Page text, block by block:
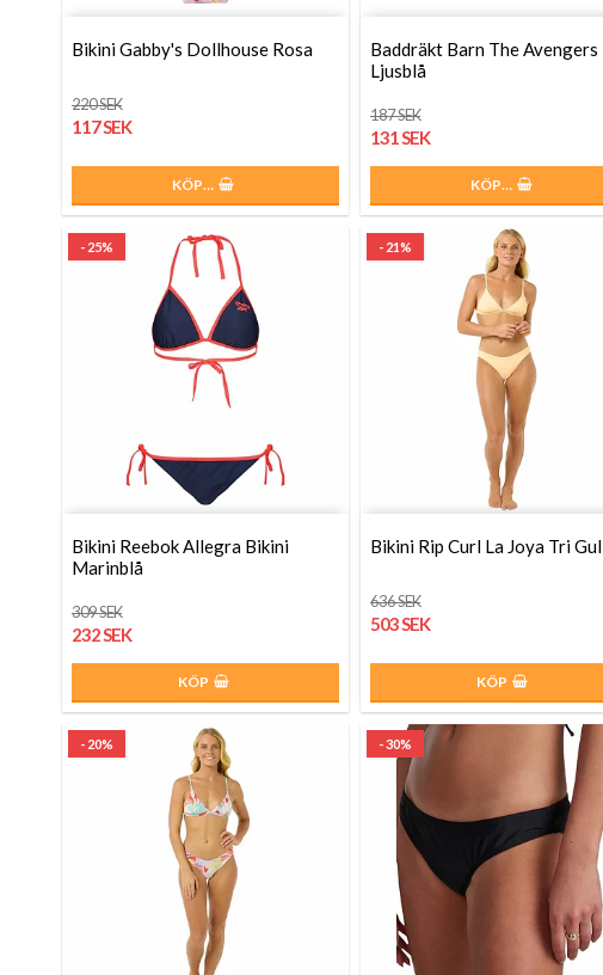
Bikini Gabby's Dollhouse Rosa
220 SEK
117 SEK
KÖP…
Baddräkt Barn The Avengers
Ljusblå
187 SEK
131 SEK
KÖP…
- 25%
Bikini Reebok Allegra Bikini
Marinblå
309 SEK
232 SEK
KÖP
- 21%
Bikini Rip Curl La Joya Tri Gul
636 SEK
503 SEK
KÖP
- 20% - 30%